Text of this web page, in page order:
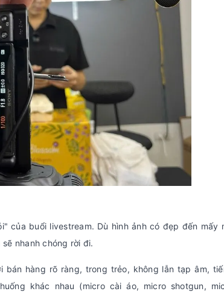
của buổi livestream. Dù hình ảnh có đẹp đến mấy
nhanh chóng rời đi.
bán hàng rõ ràng, trong trẻo, không lẫn tạp âm,
khác nhau (micro cài áo, micro shotgun,